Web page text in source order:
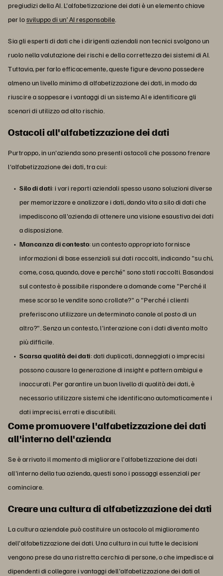
pregiudizi della AI. L'alfabetizzazione dei dati è un elemento chiave
per losviluppo di un’ AI responsabile
Sia gli esperti di dati che i dirigenti aziendali non tecnici svolgono un
ruolo nella valutazione dei rischi e della correttezza dei sistemi di AI.
Tuttavia, per farlo efficacemente, queste figure devono possedere
almeno un livello minimo di alfabetizzazione dei dati, in modo da
riuscire a soppesare i vantaggi di un sistema AI e identificare gli
scenari di utilizzo ad alto rischio.
Ostacoli all'alfabetizzazione dei dati
Purtroppo, in un'azienda sono presenti ostacoli che possono frenare
l'alfabetizzazione dei dati, tra cui:
Silo di dati: i vari reparti aziendali spesso usano soluzioni diverse
per memorizzare e analizzare i dati, dando vita a silo di dati che
impediscono all'azienda di ottenere una visione esaustiva dei dati
a disposizione.
Mancanza di contesto: un contesto appropriato fornisce
informazioni di base essenziali sui dati raccolti, indicando "su chi,
come, cosa, quando, dove e perché" sono stati raccolti. Basandosi
sul contesto è possibile rispondere a domande come "Perché il
mese scorso le vendite sono crollate?" o "Perché i clienti
preferiscono utilizzare un determinato canale al posto di un
altro?". Senza un contesto, l'interazione con i dati diventa molto
più difficile.
Scarsa qualità dei dati: dati duplicati, danneggiati o imprecisi
possono causare la generazione di insight e pattern ambigui e
inaccurati. Per garantire un buon livello di qualità dei dati, è
necessario utilizzare sistemi che identificano automaticamente i
dati imprecisi, errati e discutibili.
Come promuovere l'alfabetizzazione dei dati
all'interno dell'azienda
Se è arrivato il momento di migliorare l'alfabetizzazione dei dati
all'interno della tua azienda, questi sono i passaggi essenziali per
cominciare.
Creare una cultura di alfabetizzazione dei dati
La cultura aziendale può costituire un ostacolo al miglioramento
dell'alfabetizzazione dei dati. Una cultura in cui tutte le decisioni
vengono prese da una ristretta cerchia di persone, o che impedisce ai
dipendenti di collegare i vantaggi dell'alfabetizzazione dei dati al